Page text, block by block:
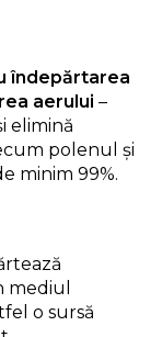
îndepărtarea
aerului –
elimină
polenul și
minim 99%.
mediul
o sursă